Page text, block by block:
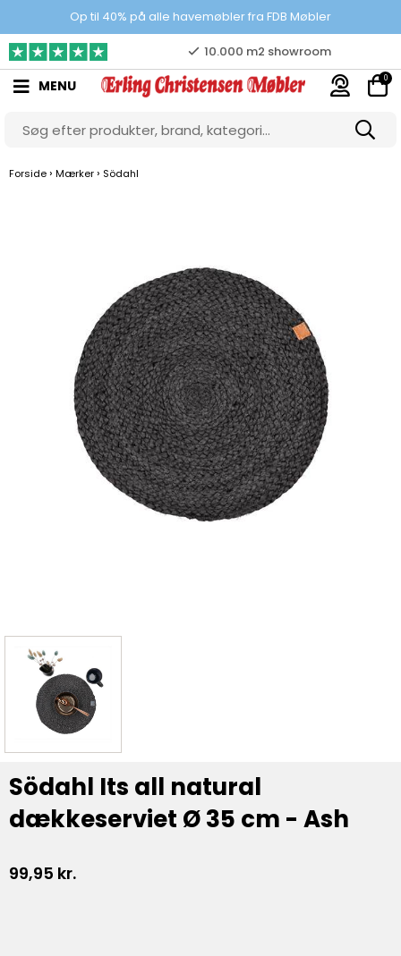
Op til 40% på alle havemøbler fra FDB Møbler
Prisgaranti
10.000 m2 showroom
Gratis & gode parkeringsforhold
MENU 0
Forside › Mærker › Södahl
Södahl Its all natural
dækkeserviet Ø 35 cm - Ash
99,95 kr.